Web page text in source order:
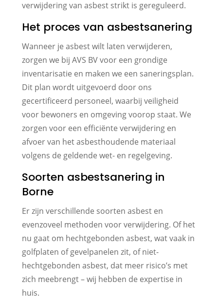
verwijdering van asbest strikt is gereguleerd.
Het proces van asbestsanering
Wanneer je asbest wilt laten verwijderen,
zorgen we bij AVS BV voor een grondige
inventarisatie en maken we een saneringsplan.
Dit plan wordt uitgevoerd door ons
gecertificeerd personeel, waarbij veiligheid
voor bewoners en omgeving voorop staat. We
zorgen voor een efficiënte verwijdering en
afvoer van het asbesthoudende materiaal
volgens de geldende wet- en regelgeving.
Soorten asbestsanering in
Borne
Er zijn verschillende soorten asbest en
evenzoveel methoden voor verwijdering. Of het
nu gaat om hechtgebonden asbest, wat vaak in
golfplaten of gevelpanelen zit, of niet-
hechtgebonden asbest, dat meer risico’s met
zich meebrengt – wij hebben de expertise in
huis.